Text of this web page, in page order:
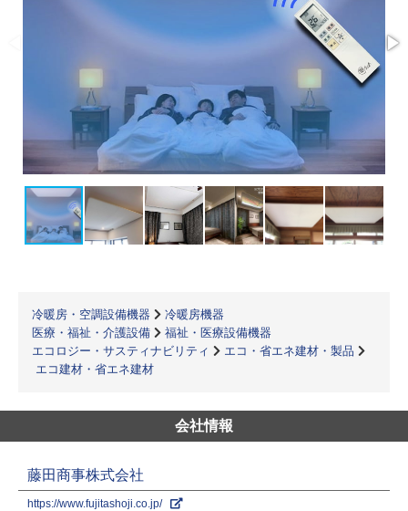
冷暖房・空調設備機器
冷暖房機器
医療・福祉・介護設備
福祉・医療設備機器
エコロジー・サスティナビリティ
エコ・省エネ建材・製品
エコ建材・省エネ建材
会社情報
藤田商事株式会社
https://www.fujitashoji.co.jp/